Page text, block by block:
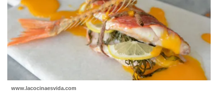
www.lacocinaesvida.com